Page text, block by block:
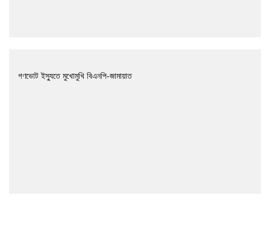
গণভোট ইস্যুতে মুখোমুখি বিএনপি-জামায়াত